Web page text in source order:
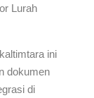
Lurah
ini
dokumen
di